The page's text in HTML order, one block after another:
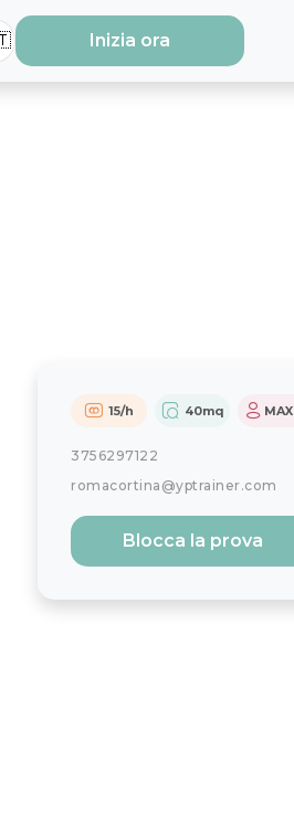
Inizia ora
 15/h  40mq  MAX
3756297122
romacortina@yptrainer.com
Blocca la prova